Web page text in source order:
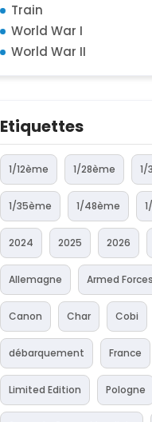
Train
World War I
World War II
Etiquettes
1/12ème 1/28ème 1/
1/35ème 1/48ème
2024 2025 2026
Allemagne Armed Forces
Canon Char Cobi
débarquement France
Limited Edition Pologne